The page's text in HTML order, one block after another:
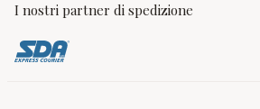
I nostri partner di spedizione